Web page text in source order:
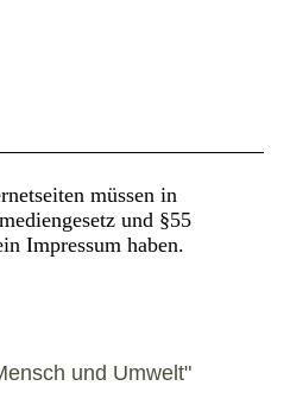
müssen in
und §55
Impressum haben.
und Umwelt"